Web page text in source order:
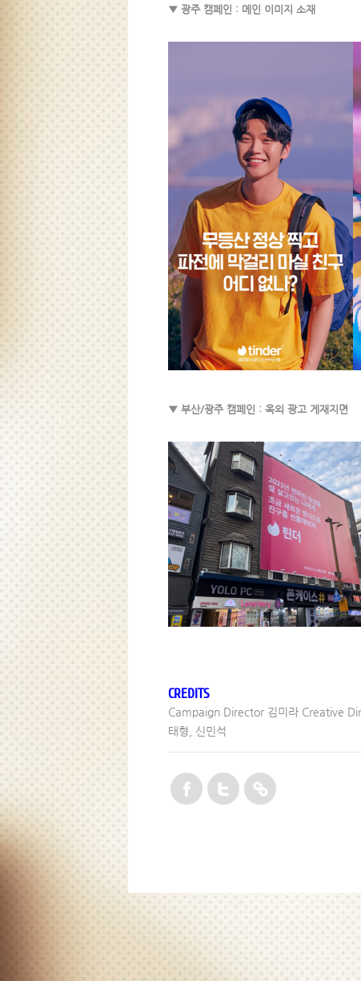
▼ 광주 캠페인 : 메인 이미지 소재
▼ 부산/광주 캠페인 : 옥외 광고 게재지면
CREDITS
Campaign Director 김미라 Creative
태형, 신민석